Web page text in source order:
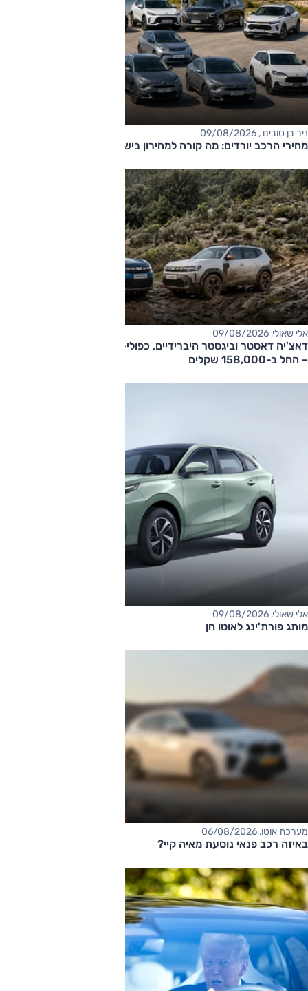
ניר בן טובים , 09/08/2026
מחירי הרכב יורדים: מה קורה למחירון בישראל?
אלי שאולי, 09/08/2026
דאצ'יה דאסטר וביגסטר היברידיים, כפולי-הנעה עם תיבה אוטומטית
– החל ב-158,000 שקלים
אלי שאולי, 09/08/2026
מותג פורת'ינג לאוטו חן
מערכת אוטו, 06/08/2026
באיזה רכב פנאי נוסעת מאיה קיי?